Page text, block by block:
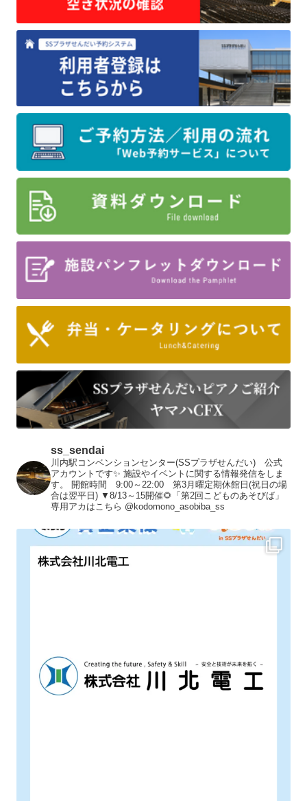
ss_sendai
川内駅コンベンションセンター(SSプラザせんだい) 公式
アカウントです✨ 施設やイベントに関する情報発信をしま
す。
開館時間 9:00～22:00 第3月曜定期休館日(祝日の場
合は翌平日) ▼8/13～15開催🌻「第2回こどものあそびば」
専用アカはこちら @kodomono_asobiba_ss